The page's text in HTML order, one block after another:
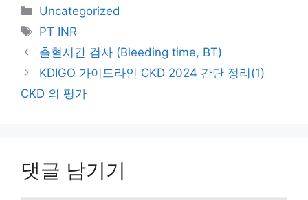
카
테
리
Uncategorized
태
그
PT INR
출혈시간 검사 (Bleeding time, BT)
KDIGO 가이드라인 CKD 2024 간단 정리(1)
CKD 의 평가
댓글 남기기